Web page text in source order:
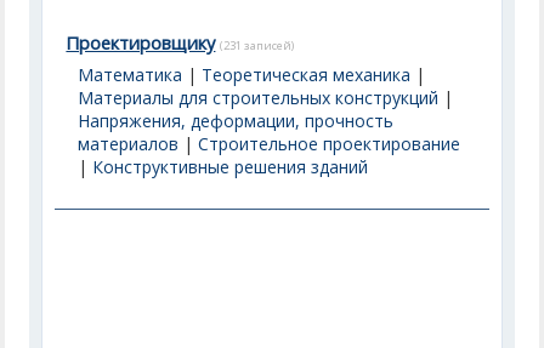
Проектировщику (231 записей)
Математика | Теоретическая механика |
Материалы для строительных конструкций |
Напряжения, деформации, прочность
материалов |Строительное проектирование
| Конструктивные решения зданий